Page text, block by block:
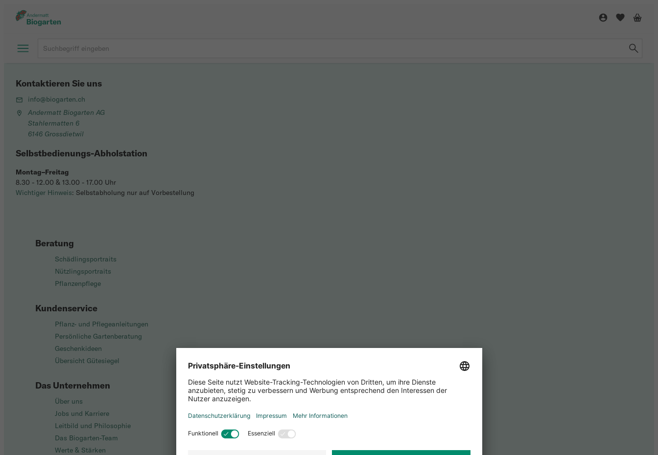
Beratung
Schädlingsportraits
Nützlingsportraits
Pflanzenpflege
Kundenservice
Pflanz- und Pflegeanleitungen
Persönliche Gartenberatung
Geschenkideen
Übersicht Gütesiegel
Das Unternehmen
Über uns
Jobs und Karriere
Leitbild und Philosophie
Das Biogarten-Team
Werte & Stärken
Kontaktieren Sie uns
info@biogarten.ch
Andermatt Biogarten AG
Stahlermatten 6
6146 Grossdietwil
Selbstbedienungs-Abholstation
Montag–Freitag
8.30 - 12.00 & 13.00 - 17.00 Uhr
Wichtiger Hinweis: Selbstabholung nur auf Vorbestellung